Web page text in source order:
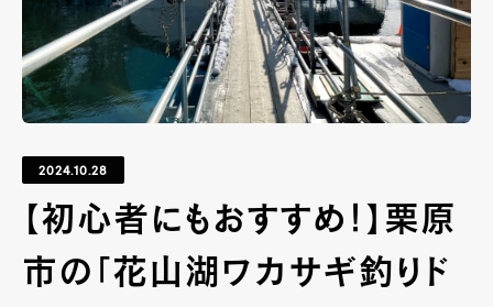
2024.10.28
【初心者にもおすすめ！】栗原
市の「花山湖ワカサギ釣りド